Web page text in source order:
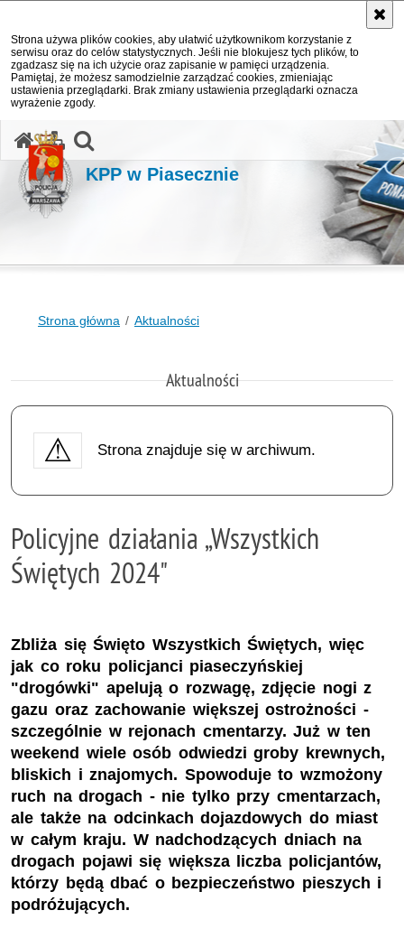
Strona używa plików cookies, aby ułatwić użytkownikom korzystanie z
serwisu oraz do celów statystycznych. Jeśli nie blokujesz tych plików, to
zgadzasz się na ich użycie oraz zapisanie w pamięci urządzenia.
Pamiętaj, że możesz samodzielnie zarządzać cookies, zmieniając
ustawienia przeglądarki. Brak zmiany ustawienia przeglądarki oznacza
wyrażenie zgody.
KPP w Piasecznie
Strona główna Aktualności
Aktualności
Strona znajduje się w archiwum.
Policyjne działania „Wszystkich
Świętych 2024"
Zbliża się Święto Wszystkich Świętych, więc
jak co roku policjanci piaseczyńskiej
"drogówki" apelują o rozwagę, zdjęcie nogi z
gazu oraz zachowanie większej ostrożności -
szczególnie w rejonach cmentarzy. Już w ten
weekend wiele osób odwiedzi groby krewnych,
bliskich i znajomych. Spowoduje to wzmożony
ruch na drogach - nie tylko przy cmentarzach,
ale także na odcinkach dojazdowych do miast
w całym kraju. W nadchodzących dniach na
drogach pojawi się większa liczba policjantów,
którzy będą dbać o bezpieczeństwo pieszych i
podróżujących.